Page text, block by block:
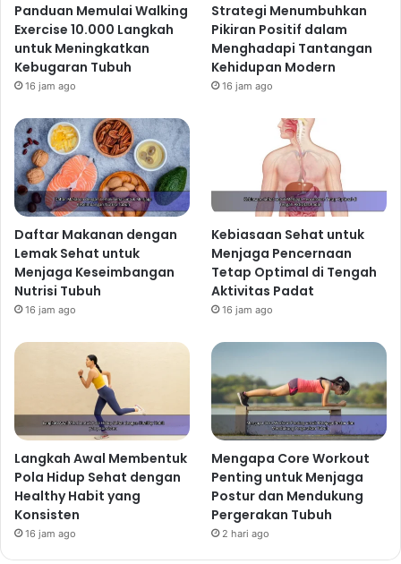
Panduan Memulai Walking
Exercise 10.000 Langkah
untuk Meningkatkan
Kebugaran Tubuh
16 jam ago
Strategi Menumbuhkan
Pikiran Positif dalam
Menghadapi Tantangan
Kehidupan Modern
16 jam ago
Daftar Makanan dengan
Lemak Sehat untuk
Menjaga Keseimbangan
Nutrisi Tubuh
16 jam ago
Kebiasaan Sehat untuk
Menjaga Pencernaan
Tetap Optimal di Tengah
Aktivitas Padat
16 jam ago
Langkah Awal Membentuk
Pola Hidup Sehat dengan
Healthy Habit yang
Konsisten
16 jam ago
Mengapa Core Workout
Penting untuk Menjaga
Postur dan Mendukung
Pergerakan Tubuh
2 hari ago